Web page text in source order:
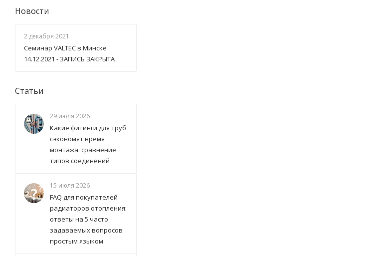
Новости
2 декабря 2021
Семинар VALTEC в Минске
14.12.2021 - ЗАПИСЬ ЗАКРЫТА
Статьи
29 июля 2026
Какие фитинги для труб
сэкономят время
монтажа: сравнение
типов соединений
15 июля 2026
FAQ для покупателей
радиаторов отопления:
ответы на 5 часто
задаваемых вопросов
простым языком